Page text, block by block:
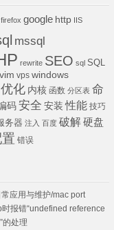
firefox google http IIS
mssql
rewrite SEO sql SQL
vim vps windows
优化 内核 函数 分区表 命
码 安全 安装 性能 技巧
务器 注入 百度 破解硬盘
错误
应用与维护/mac port
报错“undefined reference
的处理